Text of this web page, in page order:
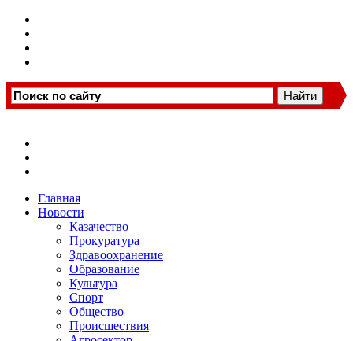
Главная
Новости
Казачество
Прокуратура
Здравоохранение
Образование
Культура
Спорт
Общество
Происшествия